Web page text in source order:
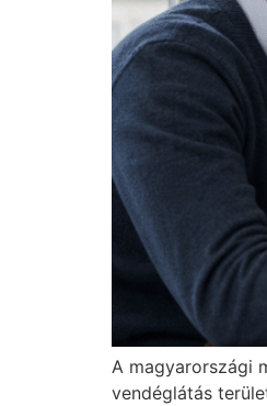
A magyarországi
vendéglátás